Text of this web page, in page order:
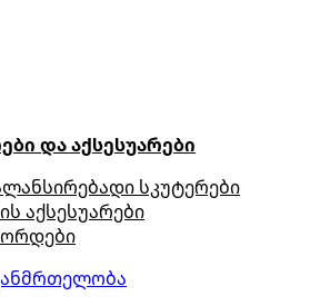
და აქსესუარები
სკუტერები
აქსესუარები